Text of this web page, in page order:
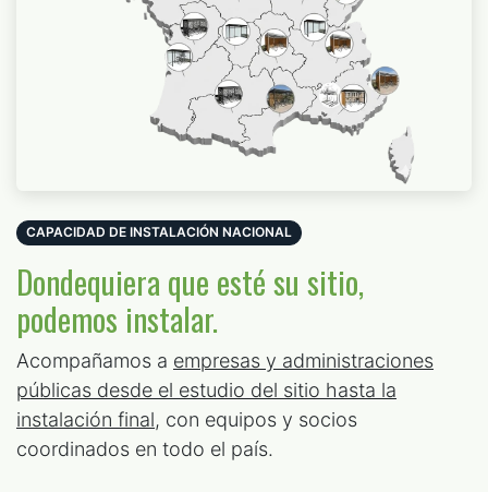
CAPACIDAD DE INSTALACIÓN NACIONAL
Dondequiera que esté su sitio,
podemos instalar.
Acompañamos a empresas y administraciones
públicas desde el estudio del sitio hasta la
instalación final, con equipos y socios
coordinados en todo el país.